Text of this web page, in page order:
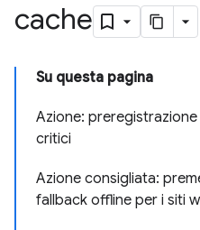
cache
Su questa pagina
Azione:
critici
Azione consigliata:
fallback offline per i siti